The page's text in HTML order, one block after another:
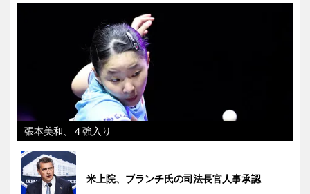
張本美和、４強入り
米上院、ブランチ氏の司法長官人事承認